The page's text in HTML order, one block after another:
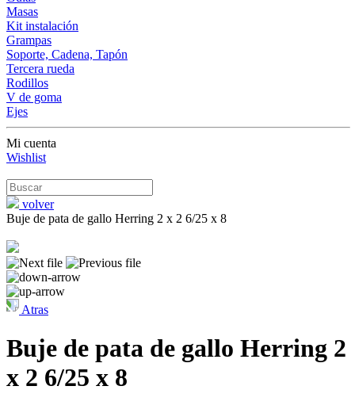
Masas
Kit instalación
Grampas
Soporte, Cadena, Tapón
Tercera rueda
Rodillos
V de goma
Ejes
Mi cuenta
Wishlist
volver
Buje de pata de gallo Herring 2 x 2 6/25 x 8
Atras
Buje de pata de gallo Herring 2
x 2 6/25 x 8